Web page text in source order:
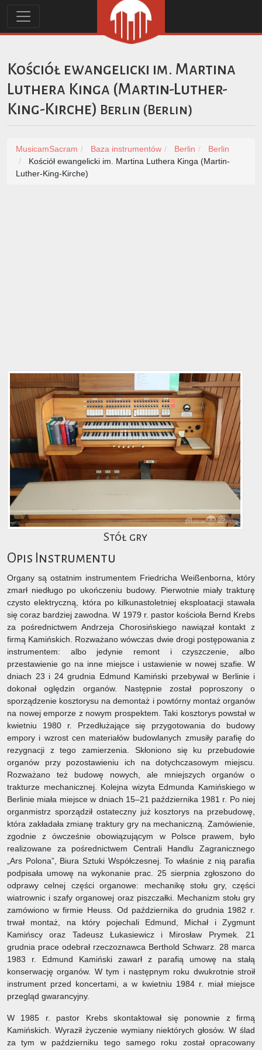
Kościół ewangelicki im. Martina
Luthera Kinga (Martin-Luther-
King-Kirche) Berlin (Berlin)
MusicamSacram Baza instrumentów Berlin
Berlin
Kościół ewangelicki im. Martina Luthera Kinga (Martin-
Luther-King-Kirche)
Stół gry
Opis Instrumentu
Organy są ostatnim instrumentem Friedricha Weißenborna, który
zmarł niedługo po ukończeniu budowy. Pierwotnie miały trakturę
czysto elektryczną, która po kilkunastoletniej eksploatacji stawała
się coraz bardziej zawodna. W 1979 r. pastor kościoła Bernd Krebs
za pośrednictwem Andrzeja Chorosińskiego nawiązał kontakt z
firmą Kamińskich. Rozważano wówczas dwie drogi postępowania z
instrumentem: albo jedynie remont i czyszczenie, albo
przestawienie go na inne miejsce i ustawienie w nowej szafie. W
dniach 23 i 24 grudnia Edmund Kamiński przebywał w Berlinie i
dokonał oględzin organów. Następnie został poproszony o
sporządzenie kosztorysu na demontaż i powtórny montaż organów
na nowej emporze z nowym prospektem. Taki kosztorys powstał w
kwietniu 1980 r. Przedłużające się przygotowania do budowy
empory i wzrost cen materiałów budowlanych zmusiły parafię do
rezygnacji z tego zamierzenia. Skłoniono się ku przebudowie
organów przy pozostawieniu ich na dotychczasowym miejscu.
Rozważano też budowę nowych, ale mniejszych organów o
trakturze mechanicznej. Kolejna wizyta Edmunda Kamińskiego w
Berlinie miała miejsce w dniach 15–21 października 1981 r. Po niej
organmistrz sporządził ostateczny już kosztorys na przebudowę,
która zakładała zmianę traktury gry na mechaniczną. Zamówienie,
zgodnie z ówcześnie obowiązującym w Polsce prawem, było
realizowane za pośrednictwem Centrali Handlu Zagranicznego
„Ars Polona”, Biura Sztuki Współczesnej. To właśnie z nią parafia
podpisała umowę na wykonanie prac. 25 sierpnia zgłoszono do
odprawy celnej części organowe: mechanikę stołu gry, części
wiatrownic i szafy organowej oraz piszczałki. Mechanizm stołu gry
zamówiono w firmie Heuss. Od października do grudnia 1982 r.
trwał montaż, na który pojechali Edmund, Michał i Zygmunt
Kamińscy oraz Tadeusz Łukasiewicz i Mirosław Prymek. 21
grudnia prace odebrał rzeczoznawca Berthold Schwarz. 28 marca
1983 r. Edmund Kamiński zawarł z parafią umowę na stałą
konserwację organów. W tym i następnym roku dwukrotnie stroił
instrument przed koncertami, a w kwietniu 1984 r. miał miejsce
przegląd gwarancyjny.
W 1985 r. pastor Krebs skontaktował się ponownie z firmą
Kamińskich. Wyraził życzenie wymiany niektórych głosów. W ślad
za tym w październiku tego samego roku został opracowany